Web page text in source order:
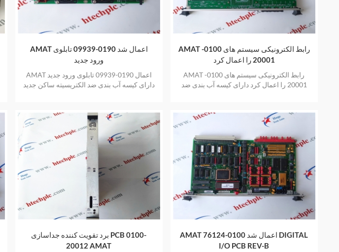
AMAT اعمال شد 0190-09939 تابلوی
ورود جدید
AMAT اعمال 0190-09939 تابلوی ورود جدید
دارای کیسه آب بندی ضد الکتریسیته ساکن جدید
AMAT رابط الکترونیکی سیستم های 0100-
20001 را اعمال کرد
AMAT رابط الکترونیکی سیستم های 0100-
20001 را اعمال کرد دارای کیسه آب بندی ضد
برد تقویت کننده جداسازی PCB 0100-
20012 AMAT
AMAT اعمال شد 0100-76124 DIGITAL
I/O PCB REV-B